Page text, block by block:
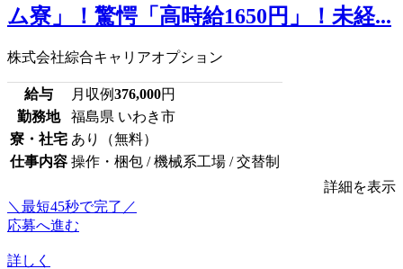
ム寮」！驚愕「高時給1650円」！未経...
株式会社綜合キャリアオプション
給与 月収例376,000円
勤務地
福島県 いわき市
寮・社宅 あり（無料）
仕事内容 操作・梱包 / 機械系工場 / 交替制
詳細を表示
＼最短45秒で完了／
応募へ進む
詳しく